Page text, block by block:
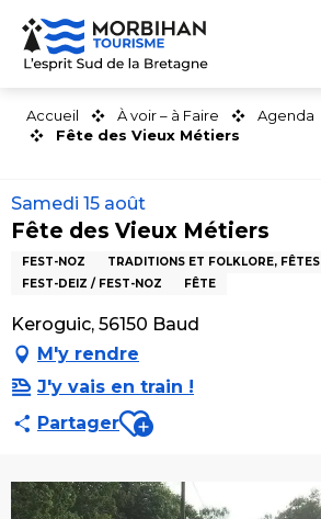
Aller
contenu
Accueil À voir – à Faire Agenda
Fête des Vieux Métiers
Samedi 15 août
Fête des Vieux Métiers
FEST-NOZ
TRADITIONS ET FOLKLORE, FÊTES
FEST-DEIZ / FEST-NOZ
FÊTE
Keroguic, 56150 Baud
M'y rendre
J'y vais en train !
PartagerAjouter aux favoris